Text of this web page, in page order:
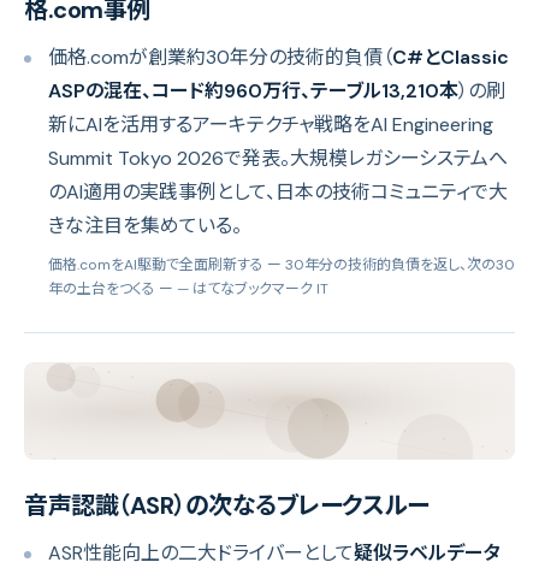
格.com事例
価格.comが創業約30年分の技術的負債（C#とClassic
ASPの混在、コード約960万行、テーブル13,210本）の刷
新にAIを活用するアーキテクチャ戦略をAI Engineering
Summit Tokyo 2026で発表。大規模レガシーシステムへ
のAI適用の実践事例として、日本の技術コミュニティで大
きな注目を集めている。
価格.comをAI駆動で全面刷新する ー 30年分の技術的負債を返し、次の30
年の土台をつくる ー — はてなブックマーク IT
音声認識（ASR）の次なるブレークスルー
ASR性能向上の二大ドライバーとして疑似ラベルデータ